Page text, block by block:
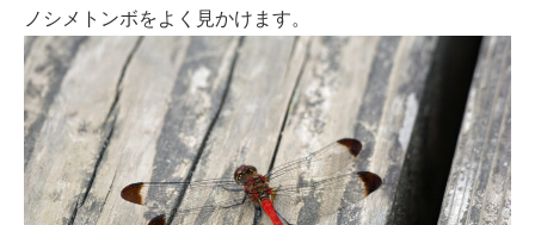
ノシメトンボをよく見かけます。